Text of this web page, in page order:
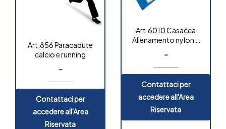
Art.856 Paracadute
calcio e running
-
Contattaci per
accedere all'Area
Riservata
Art.6010 Casacca
Allenamento nylon a
-
Contattaci per
accedere all'Area
Riservata